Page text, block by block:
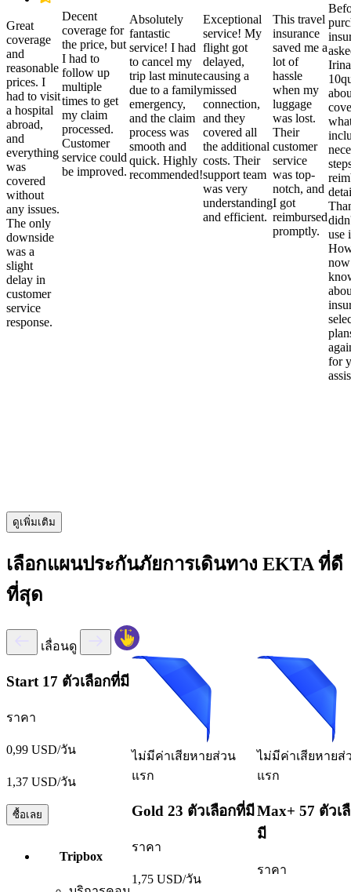
Great
coverage
and
reasonable
prices. I
had to visit
a hospital
abroad,
and
everything
was
covered
without
any issues.
The only
downside
was a
slight
delay in
customer
service
response.
Decent
coverage for
the price, but
I had to
follow up
multiple
times to get
my claim
processed.
Customer
service could
be improved.
Absolutely
fantastic
service! I had
to cancel my
trip last minute
due to a family
emergency,
and the claim
process was
smooth and
quick. Highly
recommended!
Exceptional
service! My
flight got
delayed,
causing a
missed
connection,
and they
covered all
the additional
costs. Their
support team
was very
understanding
and efficient.
This travel
insurance
saved me a
lot of
hassle
when my
luggage
was lost.
Their
customer
service
was top-
notch, and
I got
reimbursed
promptly.
use
for
ดูเพิ่มเติม
เลือกแผนประกันภัยการเดินทาง EKTA ที่ดี
ที่สุด
เลื่อนดู
Start 17 ตัวเลือกที่มี
ราคา
0,99 USD/วัน
1,37 USD/วัน
ซื้อเลย
Tripbox
ไม่มีค่าเสียหายส่วน
แรก
Gold 23 ตัวเลือกที่มี
ราคา
1,75 USD/วัน
ไม่มีค่าเสียหายส่
แรก
Max+ 57 ตัวเ
มี
ราคา